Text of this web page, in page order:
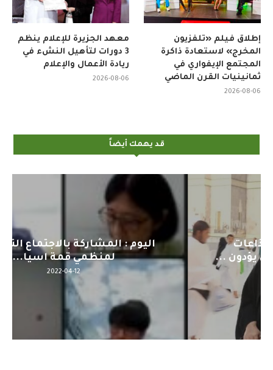
معهد الجزيرة للإعلام ينظم
3 دورات لتأهيل النشء في
ريادة الأعمال والإعلام
2026-08-06
إطلاق فيلم «تلفزيون
المخرج» لاستعادة ذاكرة
المجتمع الإيفواري في
ثمانينيات القرن الماضي
2026-08-06
قد يهمك أيضاً
اليوم : المشاركة بالاجتماع التحضيري
لمنظمي قمة اسيا...
2022-04-12